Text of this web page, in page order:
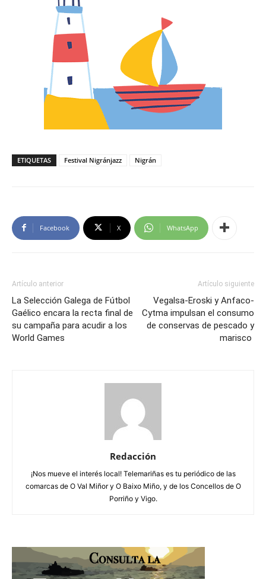
ETIQUETAS Festival Nigránjazz Nigrán
Facebook X WhatsApp
Artículo anterior
La Selección Galega de Fútbol
Gaélico encara la recta final de
su campaña para acudir a los
World Games
Artículo siguiente
Vegalsa-Eroski y Anfaco-
Cytma impulsan el consumo
de conservas de pescado y
marisco
Redacción
¡Nos mueve el interés local! Telemariñas es tu periódico de las
comarcas de O Val Miñor y O Baixo Miño, y de los Concellos de O
Porriño y Vigo.